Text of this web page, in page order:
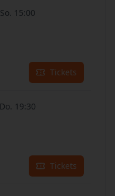
So. 15:00
Tickets
Do. 19:30
Tickets